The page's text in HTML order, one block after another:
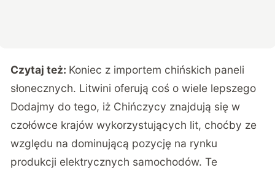
Czytaj też: Koniec z importem chińskich paneli
słonecznych. Litwini oferują coś o wiele lepszego
Dodajmy do tego, iż Chińczycy znajdują się w
czołówce krajów wykorzystujących lit, choćby ze
względu na dominującą pozycję na rynku
produkcji elektrycznych samochodów. Te